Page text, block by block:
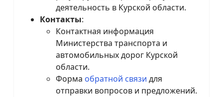
деятельность в Курской области.
Контакты:
Контактная информация
Министерства транспорта и
автомобильных дорог Курской
области.
Форма обратной связи для
отправки вопросов и предложений.